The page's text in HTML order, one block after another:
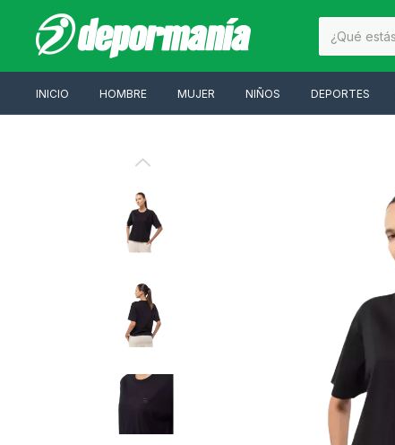
INICIO HOMBRE MUJER NIÑOS DEPORTES